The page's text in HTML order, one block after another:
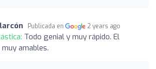
Publicada en 2 years ago
Todo genial y muy rápido. El
amables.